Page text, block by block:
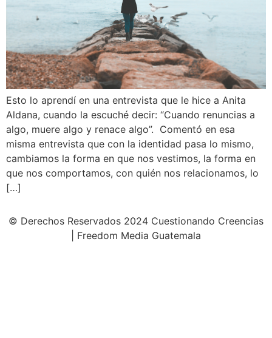
Esto lo aprendí en una entrevista que le hice a Anita
Aldana, cuando la escuché decir: “Cuando renuncias a
algo, muere algo y renace algo”. Comentó en esa
misma entrevista que con la identidad pasa lo mismo,
cambiamos la forma en que nos vestimos, la forma en
que nos comportamos, con quién nos relacionamos, lo
[…]
© Derechos Reservados 2024 Cuestionando Creencias
| Freedom Media Guatemala